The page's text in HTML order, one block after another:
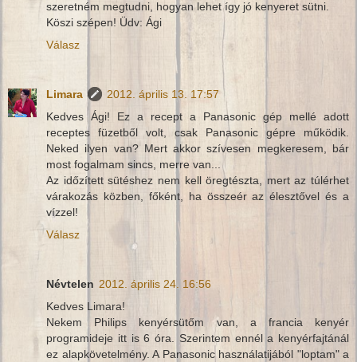
szeretném megtudni, hogyan lehet így jó kenyeret sütni.
Köszi szépen! Üdv: Ági
Válasz
Limara
2012. április 13. 17:57
Kedves Ági! Ez a recept a Panasonic gép mellé adott
receptes füzetből volt, csak Panasonic gépre működik.
Neked ilyen van? Mert akkor szívesen megkeresem, bár
most fogalmam sincs, merre van...
Az időzített sütéshez nem kell öregtészta, mert az túlérhet
várakozás közben, főként, ha összeér az élesztővel és a
vízzel!
Válasz
Névtelen 2012. április 24. 16:56
Kedves Limara!
Nekem Philips kenyérsütőm van, a francia kenyér
programideje itt is 6 óra. Szerintem ennél a kenyérfajtánál
ez alapkövetelmény. A Panasonic használatijából "loptam" a